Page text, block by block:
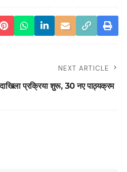
NEXT ARTICLE
दाखिला प्रक्रिया शुरू, 30 नए पाठ्यक्रम